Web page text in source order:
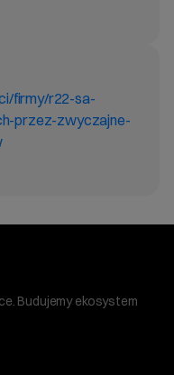
firmy/r22-sa-
przez-zwyczajne-
Budujemy ekosystem